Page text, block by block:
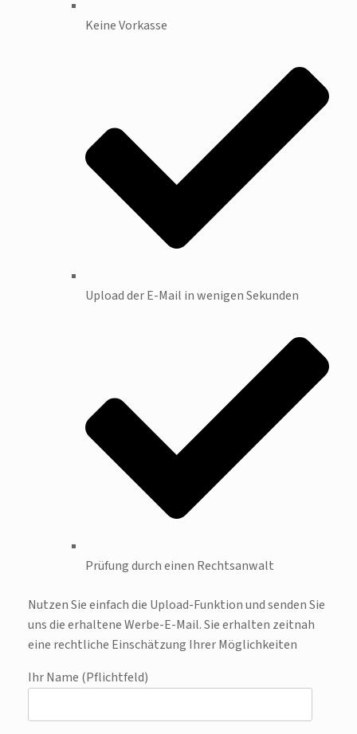
Keine Vorkasse
Upload der E-Mail in wenigen Sekunden
Prüfung durch einen Rechtsanwalt
Nutzen Sie einfach die Upload-Funktion und senden Sie
uns die erhaltene Werbe-E-Mail. Sie erhalten zeitnah
eine rechtliche Einschätzung Ihrer Möglichkeiten
Ihr Name (Pflichtfeld)